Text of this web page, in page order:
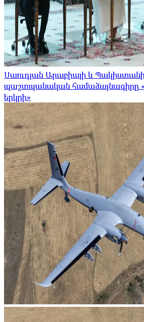
Սաուդյան Արաբիայի և
պաշտպանական համաձայնագիրը
երկրի»